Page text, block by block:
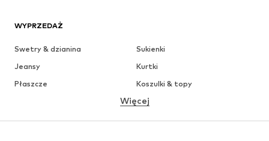
WYPRZEDAŻ
Swetry & dzianina
Sukienki
Jeansy
Kurtki
Płaszcze
Koszulki & topy
Bielizna
Więcej